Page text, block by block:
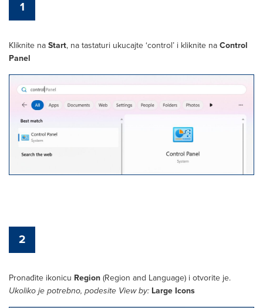
1
Kliknite na Start, na tastaturi ukucajte ‘control’ i kliknite na Control
Panel
2
Pronađite ikonicu Region (Region and Language) i otvorite je.
Ukoliko je potrebno, podesite View by: Large Icons